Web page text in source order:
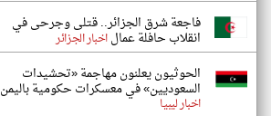
فاجعة شرق الجزائر.. قتلى وجرحى في
انقلاب حافلة عمالاخبار الجزائر
الحوثيون يعلنون مهاجمة «تحشيدات
السعوديين» في معسكرات حكومية باليمن
اخبار ليبيا